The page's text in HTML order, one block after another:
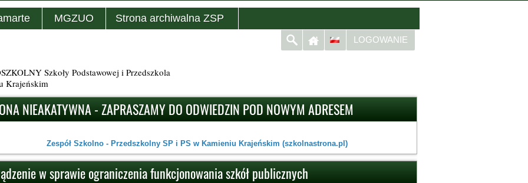
LOGOWANIE
Szkoły Podstawowej i Przedszkola
Krajeńskim
MGZUO Strona archiwalna ZSP
NIEAKATYWNA - ZAPRASZAMY DO ODWIEDZIN POD NOWYM ADRESEM
Zespół Szkolno - Przedszkolny SP i PS w Kamieniu Krajeńskim (szkolnastrona.pl)
w sprawie ograniczenia funkcjonowania szkół publicznych